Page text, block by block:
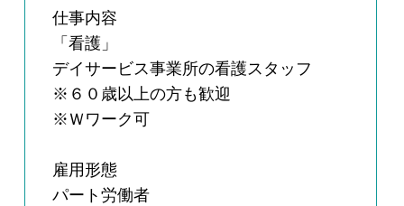
仕事内容
「看護」
デイサービス事業所の看護スタッフ
※６０歳以上の方も歓迎
※Ｗワーク可
雇用形態
パート労働者